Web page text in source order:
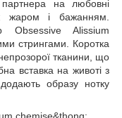
на любовні
жаром і бажанням.
Obsessive Alissium
стрингами. Коротка
тканини, що
вставка на животі з
образу нотку
chemise&thong: